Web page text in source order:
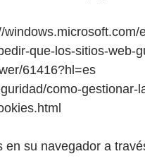
que-los-sitios-web-
61416?hl=es
como-gestionar-
su navegador a